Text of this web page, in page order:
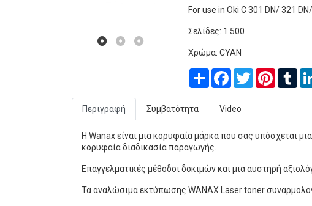
For use in Oki C 301 DN/ 321
Σελίδες: 1.500
Χρώμα: CYAN
Share Facebook
TwitterPinterest
Περιγραφή Συμβατότητα Video
Η Wanax είναι μια κορυφαία μάρκα που σας υπόσχεται
κορυφαία διαδικασία παραγωγής.
Επαγγελματικές μέθοδοι δοκιμών και μια αυστηρή
Τα αναλώσιμα εκτύπωσης WANAX Laser toner